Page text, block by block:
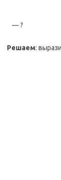
— ?
Решаем: